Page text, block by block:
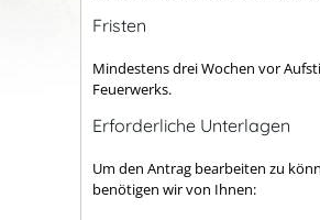
Fristen
Mindestens drei Wochen vor
Feuerwerks.
Erforderliche Unterlagen
Um den Antrag bearbeiten zu
benötigen wir von Ihnen: